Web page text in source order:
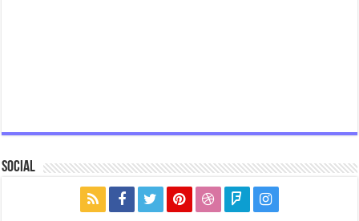
Social